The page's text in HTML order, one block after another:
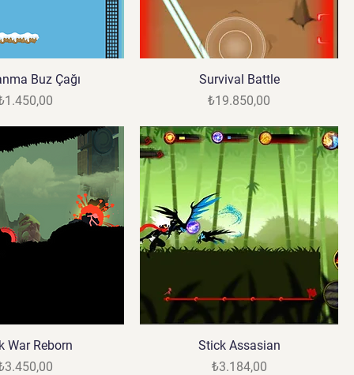
Buz Çağı
Survival Battle
Fiyat
₺19.850,00
War Reborn
Stick Assasian
Fiyat
₺3.184,00